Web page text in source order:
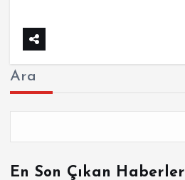
Ara
En Son Çıkan Haberler